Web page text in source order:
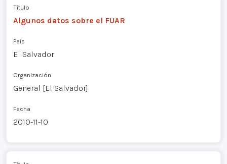
Título
Algunos datos sobre el FUAR
País
El Salvador
Organización
General [El Salvador]
Fecha
2010-11-10